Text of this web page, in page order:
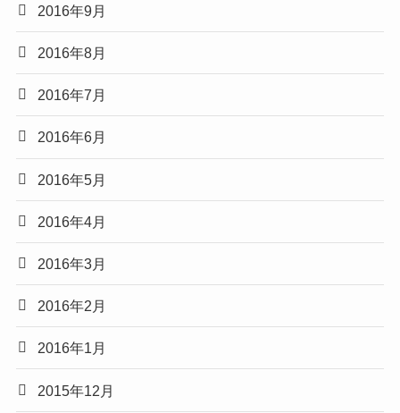
2016年9月
2016年8月
2016年7月
2016年6月
2016年5月
2016年4月
2016年3月
2016年2月
2016年1月
2015年12月